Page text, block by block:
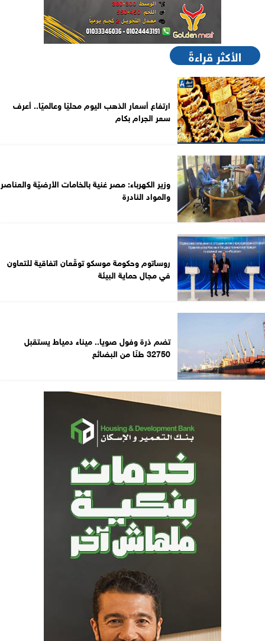
الأكثر قراءةً
ارتفاع أسعار الذهب اليوم محليًا وعالميًا.. أعرف
سعر الجرام بكام
وزير الكهرباء: مصر غنية بالخامات الأرضيّة والعناصر
والمواد النادرة
روساتوم وحكومة موسكو توقّعان اتفاقية للتعاون
في مجال حماية البيئة
تضم ذرة وفول صويا.. ميناء دمياط يستقبل
32750 طنًا من البضائع